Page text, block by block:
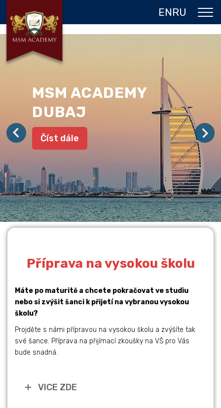
ENRU
O NÁS
DVOJITÝ DIPLOM
GALERIE
REFERENCE
KONTAKT
MSM ACADEMY
DUBAJ
Číst dále
STUDIUM V
ZAHRANIČÍ
Číst dále
Příprava na vysokou školu
Máte po maturitě a chcete pokračovat ve studiu
nebo si zvýšit šanci k přijetí na vybranou vysokou
školu?
Projděte s námi přípravou na vysokou školu a zvýšíte tak
své šance. Příprava na přijímací zkoušky na VŠ pro Vás
bude snadná.
VICE ZDE